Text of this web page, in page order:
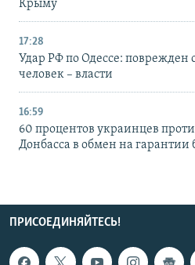
Крыму
17:28
Удар РФ по Одессе: поврежден
человек – власти
16:59
60 процентов украинцев
Донбасса в обмен на гарантии
ПРИСОЕДИНЯЙТЕСЬ!